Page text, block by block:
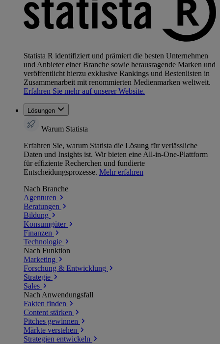
Statista R identifiziert und prämiert die besten Unternehmen
und Anbieter einer Branche sowie herausragende Marken und
veröffentlicht hierzu exklusive Rankings und Bestenlisten in
Zusammenarbeit mit renommierten Medienmarken weltweit.
Erfahren Sie mehr auf unserer Website.
Lösungen
Warum Statista
Erfahren Sie, warum Statista die Lösung für verlässliche
Daten und Insights ist. Wir bieten eine All-in-One-Plattform
für effiziente Recherchen und fundierte
Entscheidungsprozesse. Mehr erfahren
Nach Branche
Agenturen
Beratungen
Bildung
Konsumgüter
Finanzen
Technologie
Nach Funktion
Marketing
Forschung & Entwicklung
Strategie
Sales
Nach Anwendungsfall
Fakten finden
Content stärken
Pitches gewinnen
Märkte verstehen
Strategien entwickeln